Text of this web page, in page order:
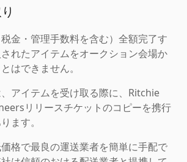
金・管理手数料を含む）全額完了す
れたアイテムをオークション会場か
はできません。
、アイテムを受け取る際に、Ritchie
リリースチケットのコピーを携行
ます。
格で最良の運送業者を簡単に手配で